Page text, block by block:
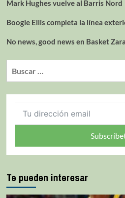
Mark Hughes vuelve al Barris Nord
Boogie Ellis completa la línea
No news, good news en Basket
Te pueden interesar